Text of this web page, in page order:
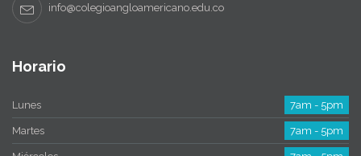
info@colegioangloamericano.edu.co
Horario
Lunes 7am - 5pm
Martes 7am - 5pm